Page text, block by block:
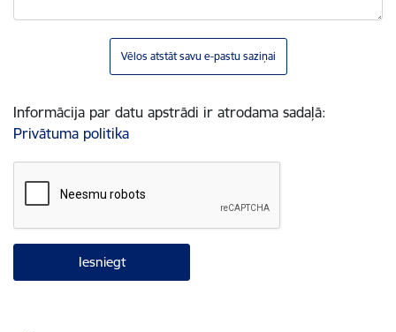
Vēlos atstāt savu e-pastu saziņai
Informācija par datu apstrādi ir atrodama sadaļā:
Privātuma politika